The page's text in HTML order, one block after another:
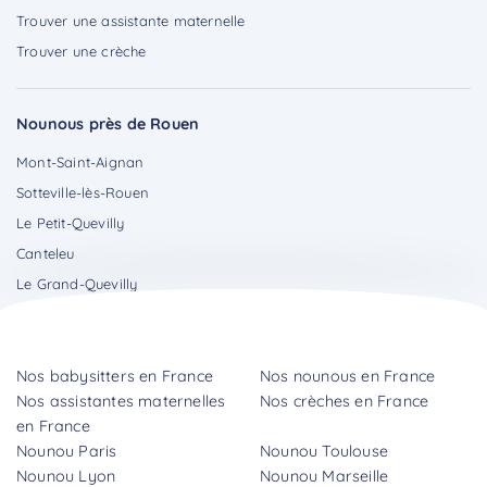
Trouver une assistante maternelle
Trouver une crèche
Nounous près de Rouen
Mont-Saint-Aignan
Sotteville-lès-Rouen
Le Petit-Quevilly
Canteleu
Le Grand-Quevilly
Nos babysitters en France
Nos nounous en France
Nos assistantes maternelles
en France
Nos crèches en France
Nounou Paris
Nounou Toulouse
Nounou Lyon
Nounou Marseille